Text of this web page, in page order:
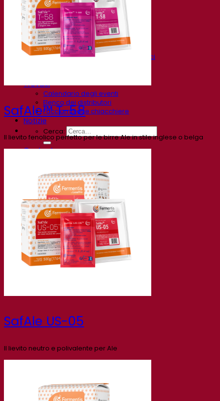
FAQ
Video
Registrazioni webinar
Documentazioni
Tips & Tricks per la birra
Documentazione sul vino
Documentazioni sugli alcolici
Trovaci
Calendario degli eventi
Elenco dei distributori
Facciamo due chiacchiere
Notizie
Cerca:
Contact
SafAle™ T-58
Il lievito fenolico perfetto per le birre Ale in stile inglese o belga
SafAle US-05
Il lievito neutro e polivalente per Ale